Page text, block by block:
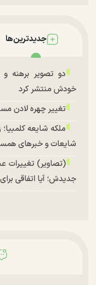
جدیدترین‌ها
دو تصویر برهنه
خودش منتشر کرد
تغییر چهره لادن
شایعات و خبر‌های
(تصاویر) تغییرات
جدیدش؛ آیا اتفاقی